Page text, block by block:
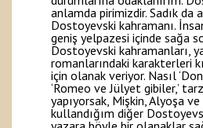
anlamda pirimizdir. Sadık da
Dostoyevski kahramanı.
geniş yelpazesi içinde sağa
Dostoyevski kahramanları,
romanlarındaki karakterleri
için olanak veriyor. Nasıl
‘Romeo ve Jülyet gibiler,’
yapıyorsak, Mişkin, Alyoşa
kullandığım diğer